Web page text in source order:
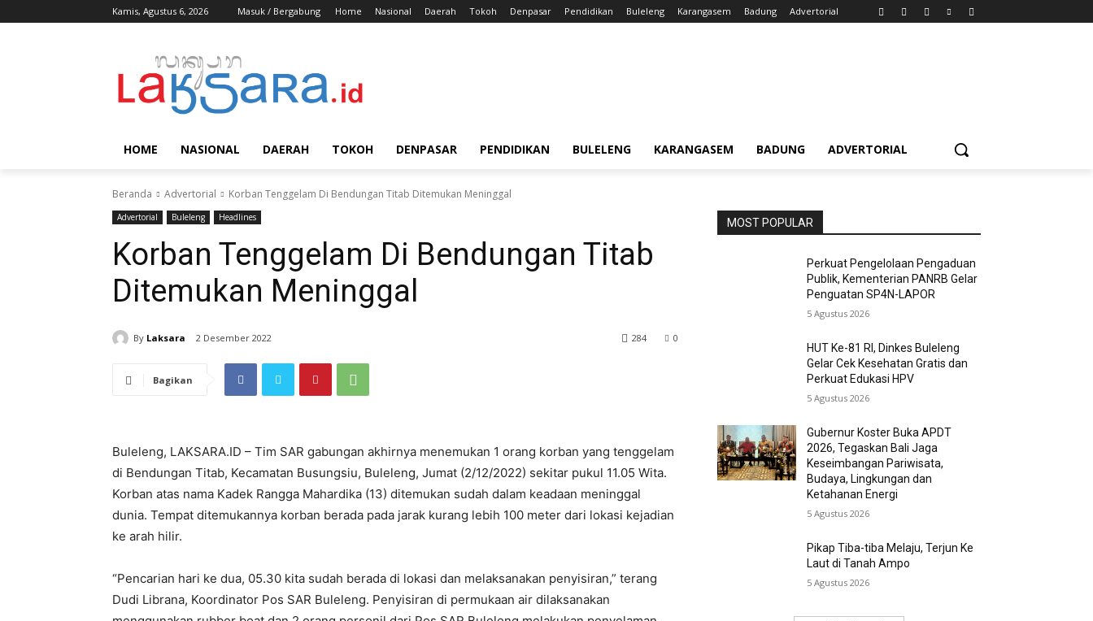
Kamis, Agustus 6, 2026 Masuk / Bergabung Home Nasional Daerah Tokoh Denpasar Pendidikan Buleleng Karangasem Badung Advertorial
HOME NASIONAL DAERAH TOKOH DENPASAR PENDIDIKAN BULELENG KARANGASEM BADUNG ADVERTORIAL
Beranda Advertorial Korban Tenggelam Di Bendungan Titab Ditemukan Meninggal
Advertorial Buleleng Headlines
Korban Tenggelam Di Bendungan Titab
Ditemukan Meninggal
By Laksara 2 Desember 2022 0
284
Bagikan
Buleleng, LAKSARA.ID – Tim SAR gabungan akhirnya menemukan 1 orang korban yang tenggelam
di Bendungan Titab, Kecamatan Busungsiu, Buleleng, Jumat (2/12/2022) sekitar pukul 11.05 Wita.
Korban atas nama Kadek Rangga Mahardika (13) ditemukan sudah dalam keadaan meninggal
dunia. Tempat ditemukannya korban berada pada jarak kurang lebih 100 meter dari lokasi kejadian
ke arah hilir.
“Pencarian hari ke dua, 05.30 kita sudah berada di lokasi dan melaksanakan penyisiran,” terang
Dudi Librana, Koordinator Pos SAR Buleleng. Penyisiran di permukaan air dilaksanakan
MOST POPULAR
Perkuat Pengelolaan Pengaduan
Publik, Kementerian PANRB Gelar
Penguatan SP4N-LAPOR
5 Agustus 2026
HUT Ke-81 RI, Dinkes Buleleng
Gelar Cek Kesehatan Gratis dan
Perkuat Edukasi HPV
5 Agustus 2026
Gubernur Koster Buka APDT
2026, Tegaskan Bali Jaga
Keseimbangan Pariwisata,
Budaya, Lingkungan dan
Ketahanan Energi
5 Agustus 2026
Pikap Tiba-tiba Melaju, Terjun Ke
Laut di Tanah Ampo
5 Agustus 2026